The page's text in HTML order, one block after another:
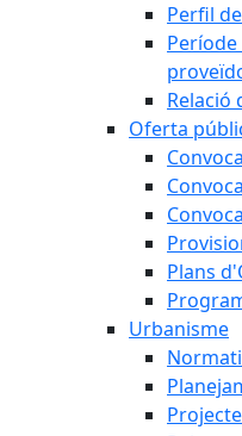
Perfil
Relació
Oferta
Plans
Urbanisme